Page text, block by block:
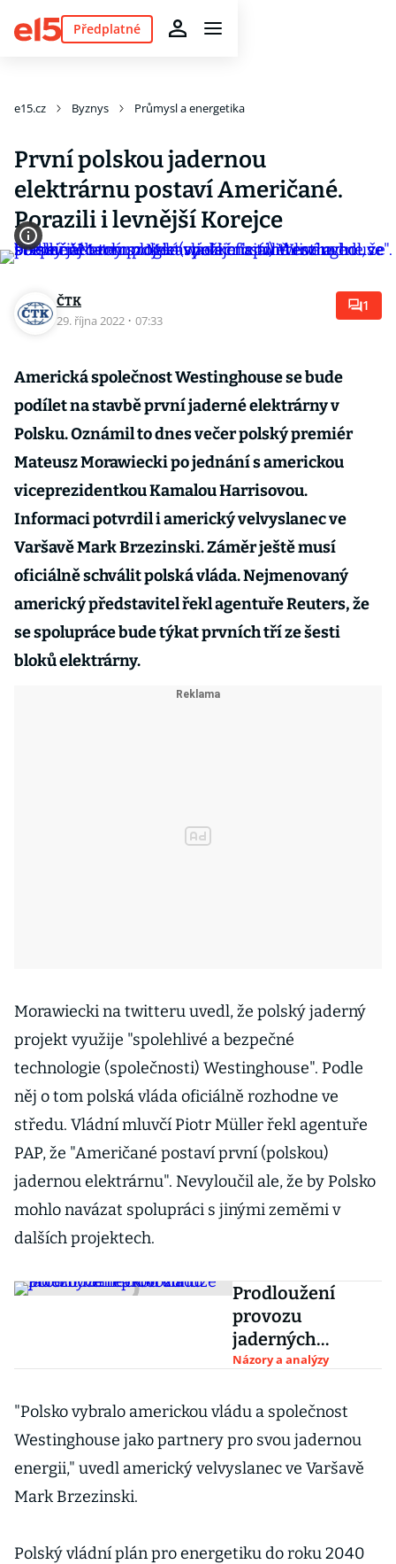
Předplatné
e15.cz Byznys Průmysl a energetika
První polskou jadernou
elektrárnu postaví Američané.
Porazili i levnější Korejce
ČTK
29. října 2022 · 07:33
1
Americká společnost Westinghouse se bude
podílet na stavbě první jaderné elektrárny v
Polsku. Oznámil to dnes večer polský premiér
Mateusz Morawiecki po jednání s americkou
viceprezidentkou Kamalou Harrisovou.
Informaci potvrdil i americký velvyslanec ve
Varšavě Mark Brzezinski. Záměr ještě musí
oficiálně schválit polská vláda. Nejmenovaný
americký představitel řekl agentuře Reuters, že
se spolupráce bude týkat prvních tří ze šesti
bloků elektrárny.
Morawiecki na twitteru uvedl, že polský jaderný
projekt využije "spolehlivé a bezpečné
technologie (společnosti) Westinghouse". Podle
něj o tom polská vláda oficiálně rozhodne ve
středu. Vládní mluvčí Piotr Müller řekl agentuře
PAP, že "Američané postaví první (polskou)
jadernou elektrárnu". Nevyloučil ale, že by Polsko
mohlo navázat spolupráci s jinými zeměmi v
dalších projektech.
Prodloužení
provozu
jaderných
reaktorů může
německou vládu
Názory a analýzy
"Polsko vybralo americkou vládu a společnost
Westinghouse jako partnery pro svou jadernou
energii," uvedl americký velvyslanec ve Varšavě
Mark Brzezinski.
Polský vládní plán pro energetiku do roku 2040